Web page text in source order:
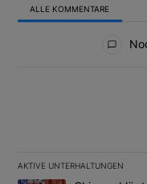
ALLE KOMMENTARE
AKTIVE UNTERHALTUNGEN
Das Folgende ist eine